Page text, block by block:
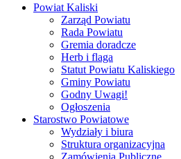
Powiat Kaliski
Zarząd Powiatu
Rada Powiatu
Gremia doradcze
Herb i flaga
Statut Powiatu Kaliskiego
Gminy Powiatu
Godny Uwagi!
Ogłoszenia
Starostwo Powiatowe
Wydziały i biura
Struktura organizacyjna
Zamówienia Publiczne